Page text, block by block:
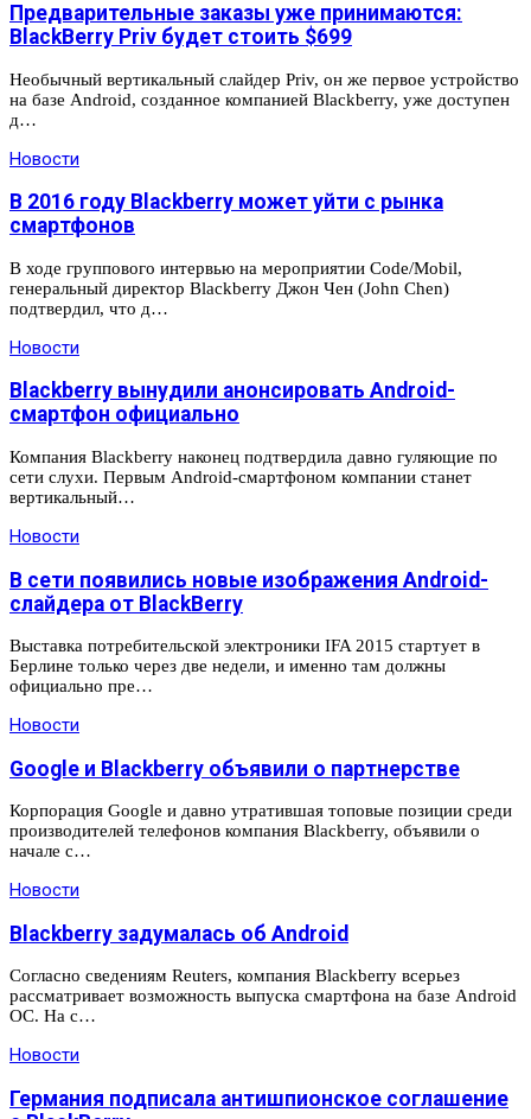
Предварительные заказы уже принимаются:
BlackBerry Priv будет стоить $699
Необычный вертикальный слайдер Priv, он же первое устройство
на базе Android, созданное компанией Blackberry, уже доступен
д…
Новости
В 2016 году Blackberry может уйти с рынка
смартфонов
В ходе группового интервью на мероприятии Code/Mobil,
генеральный директор Blackberry Джон Чен (John Chen)
подтвердил, что д…
Новости
Blackberry вынудили анонсировать Android-
смартфон официально
Компания Blackberry наконец подтвердила давно гуляющие по
сети слухи. Первым Android-смартфоном компании станет
вертикальный…
Новости
В сети появились новые изображения Android-
слайдера от BlackBerry
Выставка потребительской электроники IFA 2015 стартует в
Берлине только через две недели, и именно там должны
официально пре…
Новости
Google и Blackberry объявили о партнерстве
Корпорация Google и давно утратившая топовые позиции среди
производителей телефонов компания Blackberry, объявили о
начале с…
Новости
Blackberry задумалась об Android
Согласно сведениям Reuters, компания Blackberry всерьез
рассматривает возможность выпуска смартфона на базе Android
ОС. На с…
Новости
Германия подписала антишпионское соглашение